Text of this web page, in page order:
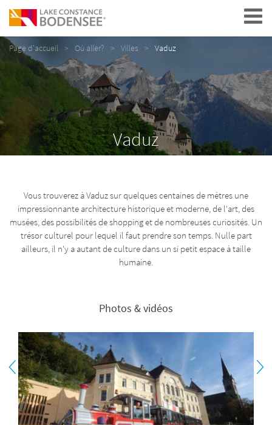
Navigation
Page d'accueil Où aller? Villes Vaduz
Vaduz
Vous trouverez à Vaduz sur quelques centaines de mètres une
impressionnante architecture historique et moderne, de l'art, des
musées, des possibilités de shopping et de nombreuses curiosités. Un
trésor culturel pour lequel il faut prendre son temps. Nulle part
ailleurs, il n'y a autant de culture dans un si petit espace à taille
humaine.
Photos & vidéos